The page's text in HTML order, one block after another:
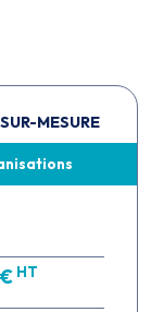
SUR-MESURE
HT